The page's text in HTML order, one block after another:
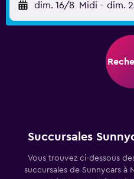
dim. 16/8 Midi - dim.
Succursales
Vous trouvez ci-dessous
succursales de Sunnycars à